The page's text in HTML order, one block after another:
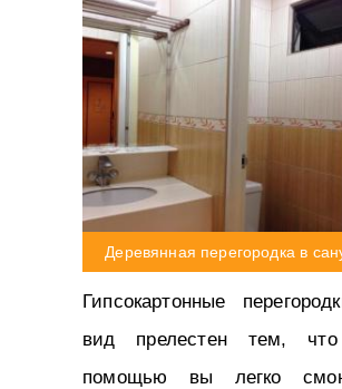
Деревянная перегородка в
Гипсокартонные
вид прелестен тем,
помощью вы легко